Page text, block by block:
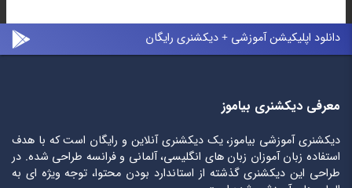
دانلود اپلیکیشن آموزشی + دیکشنری رایگان
معرفی دیکشنری بیاموز
دیکشنری آموزشی بیاموز، یک دیکشنری آنلاین و رایگان است که با هدف
استفاده زبان آموزان زبان های انگلیسی، آلمانی و فرانسه طراحی شده. در
طراحی این دیکشنری گذشته از استاندارد بودن محتوا، توجه ویژه ای به